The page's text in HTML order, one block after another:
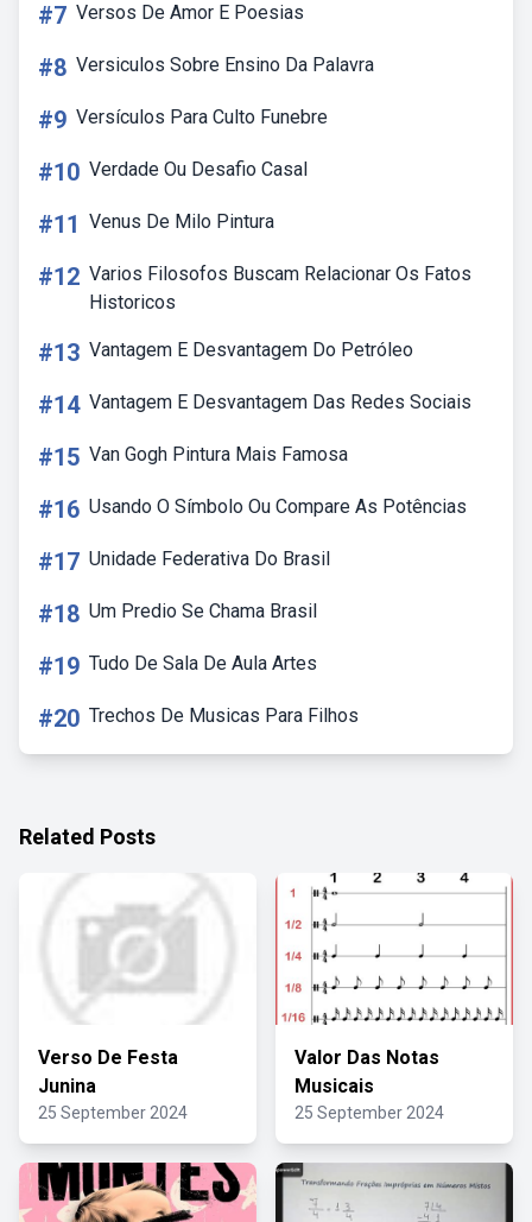
#7 Versos De Amor E Poesias
#8 Versiculos Sobre Ensino Da Palavra
#9 Versículos Para Culto Funebre
#10 Verdade Ou Desafio Casal
#11 Venus De Milo Pintura
#12 Varios Filosofos Buscam Relacionar Os Fatos
Historicos
#13 Vantagem E Desvantagem Do Petróleo
#14 Vantagem E Desvantagem Das Redes Sociais
#15 Van Gogh Pintura Mais Famosa
#16 Usando O Símbolo Ou Compare As Potências
#17 Unidade Federativa Do Brasil
#18 Um Predio Se Chama Brasil
#19 Tudo De Sala De Aula Artes
#20 Trechos De Musicas Para Filhos
Related Posts
Verso De Festa
Junina
25 September 2024
Valor Das Notas
Musicais
25 September 2024